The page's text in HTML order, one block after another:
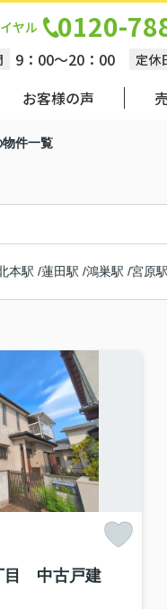
0120-
9：00～20：00 定休
お客様の声
件一覧
本駅 /蓮田駅 /鴻巣駅 /宮原駅
目 中古戸建